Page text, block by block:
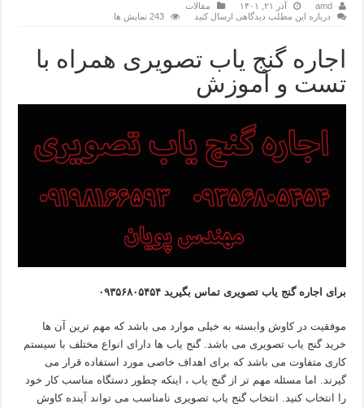
amd آذر ۲۱, ۱۴۰۱
مقالات
درباره این مطلب دیدگاهی ارسال کنید
243 نمایش ها
اجاره گنج یاب تصویری همراه با
تست و آموزش
برای اجاره گنج یاب تصویری تماس بگیرید ۰۹۳۵۶۸۰۵۴۵۴
موفقیت در کاوش وابسته به خیلی موارد می باشد که مهم ترین آن ها
خرید گنج یاب تصویری می باشد. گنج یاب ها دارای انواع مختلف با سیستم
کاری متفاوت می باشد که برای اهداف خاصی مورد استفاده قرار می
گیرند. اما مسئله مهم تر از گنج یاب ، اینکه چطور دستگاه مناسب کار خود
را انتخاب کنید. انتخاب گنج یاب تصویری نامناسب می تواند آینده کاوش